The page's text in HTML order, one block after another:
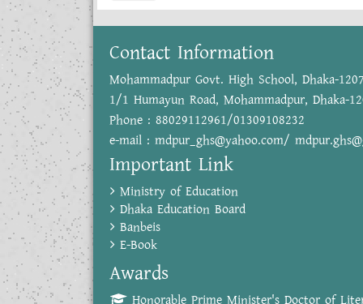
Contact Information
Mohammadpur Govt. High School, Dhaka-
1/1 Humayun Road, Mohammadpur, Dhaka-
Phone : 88029112961/01309108232
e-mail : mdpur_ghs@yahoo.com/
Important Link
Ministry of Education
Dhaka Education Board
Banbeis
E-Book
Awards
Honorable Prime Minister's Doctor of